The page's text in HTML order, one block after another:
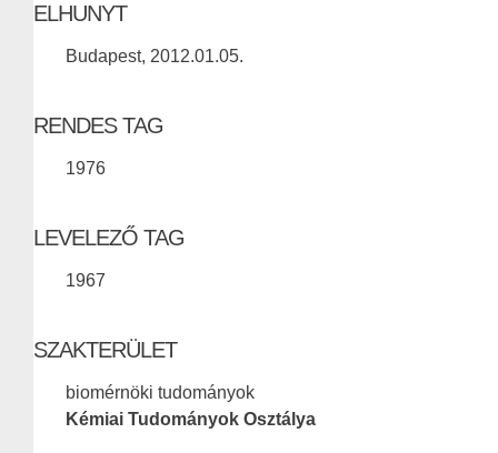
ELHUNYT
Budapest, 2012.01.05.
RENDES TAG
1976
LEVELEZŐ TAG
1967
SZAKTERÜLET
biomérnöki tudományok
Kémiai Tudományok Osztálya